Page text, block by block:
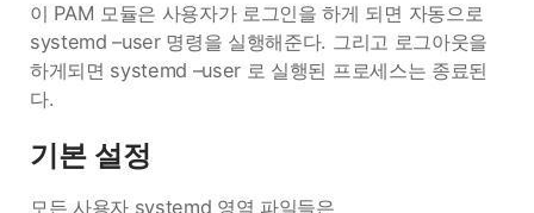
이 PAM 모듈은 사용자가 로그인을 하게 되면 자동으로
systemd –user 명령을 실행해준다. 그리고 로그아웃을
하게되면 systemd –user 로 실행된 프로세스는 종료된
다.
기본 설정
모든 사용자 systemd 영역 파일들은